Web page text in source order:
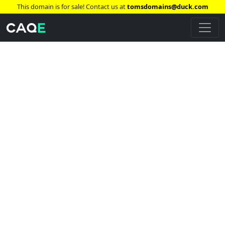
This domain is for sale! Contact us attomsdomains@duck.com